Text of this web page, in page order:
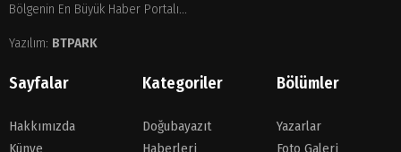
Bölgenin En Büyük Haber Portalı...
Yazılım: BTPARK
Sayfalar
Hakkımızda
Künye
Kategoriler
Doğubayazıt
Haberleri
Bölümler
Yazarlar
Foto Galeri